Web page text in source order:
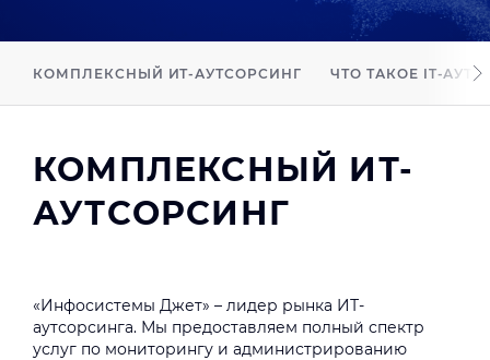
КОМПЛЕКСНЫЙ ИТ-АУТСОРСИНГ ЧТО ТАКОЕ IT-
КОМПЛЕКСНЫЙ ИТ-
АУТСОРСИНГ
«Инфосистемы Джет» – лидер рынка ИТ-
аутсорсинга. Мы предоставляем полный спектр
услуг по мониторингу и администрированию